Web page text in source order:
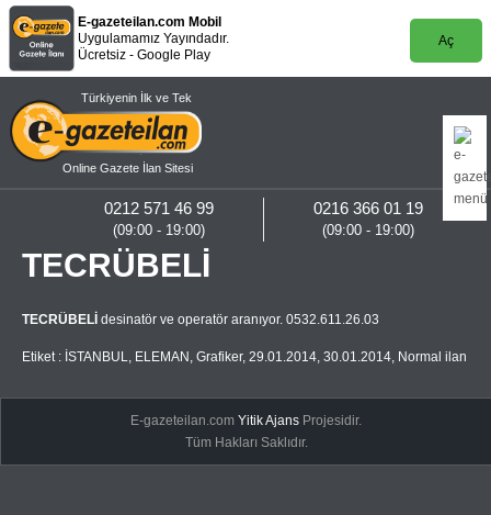
E-gazeteilan.com Mobil
Uygulamamız Yayındadır.
Ücretsiz - Google Play
Aç
Türkiyenin İlk ve Tek
Online Gazete İlan Sitesi
0216 366 01 19
(09:00 - 19:00)
0212 571 46 99
(09:00 - 19:00)
TECRÜBELİ
TECRÜBELİ desinatör ve operatör aranıyor. 0532.611.26.03
Etiket : İSTANBUL, ELEMAN , Grafiker, 29.01.2014, 30.01.2014, Normal ilan
E-gazeteilan.comYitik Ajans Projesidir.
Tüm Hakları Saklıdır.